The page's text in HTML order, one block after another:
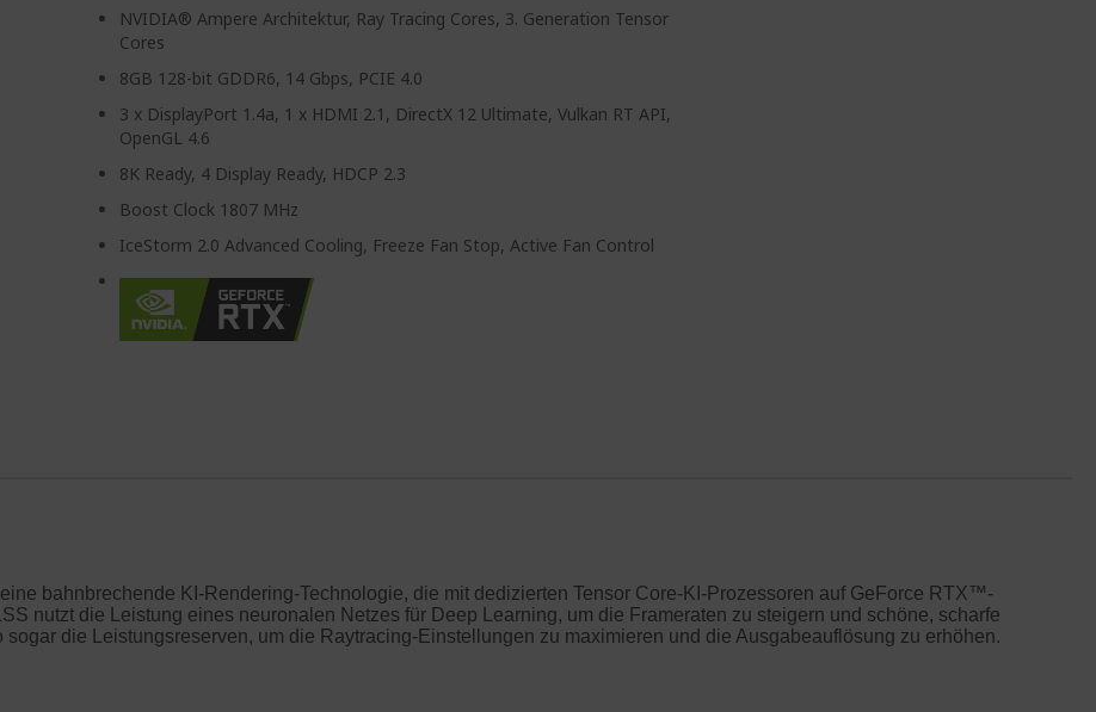
NVIDIA® Ampere Architektur, Ray Tracing Cores, 3. Generation Tensor
Cores
8GB 128-bit GDDR6, 14 Gbps, PCIE 4.0
3 x DisplayPort 1.4a, 1 x HDMI 2.1, DirectX 12 Ultimate, Vulkan RT API,
OpenGL 4.6
8K Ready, 4 Display Ready, HDCP 2.3
Boost Clock 1807 MHz
IceStorm 2.0 Advanced Cooling, Freeze Fan Stop, Active Fan Control